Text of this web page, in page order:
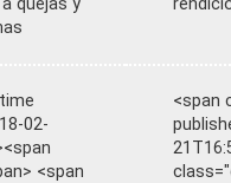
quejas y
02-
<span
<span